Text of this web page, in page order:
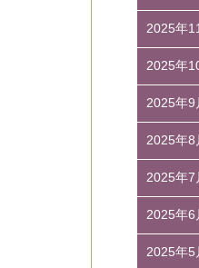
2025年
2025年
2025年9
2025年8
2025年7
2025年6
2025年5